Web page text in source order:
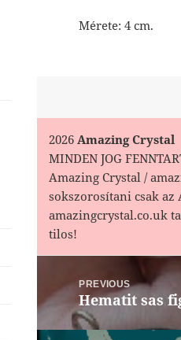
Mérete: 4 cm.
2026 Amazing Crystal
MINDEN JOG
Amazing Crystal /
sokszorosítani csak az
amazingcrystal.co.uk
tilos!
navigációPREVIOUS
Previous
post:
Hematit sas